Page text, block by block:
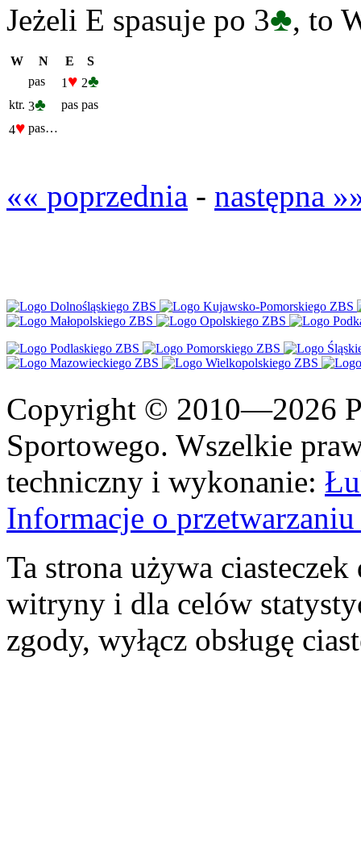
Jeżeli E spasuje po 3♣, to
W N E
S
pas
1 ♥ 2♣
ktr. 3♣ pas pas
4♥ pas…
«« poprzednia - następna
Copyright © 2010—2026
Sportowego. Wszelkie
techniczny i wykonanie:
Informacje o
Ta strona używa
witryny i dla celów
zgody, wyłącz obsługę